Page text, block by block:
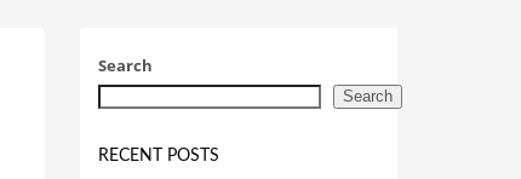
Search
Search
RECENT POSTS